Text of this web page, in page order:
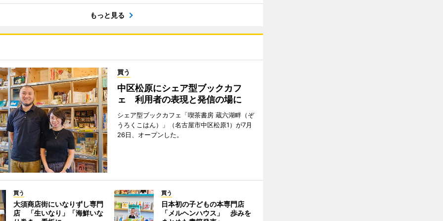
もっと見る
買う
中区松原にシェア型ブックカフ
ェ 利用者の表現と発信の場に
シェア型ブックカフェ「喫茶書房 蔵六湖畔（ぞ
うろくこはん）」（名古屋市中区松原1）が7月
26日、オープンした。
買う
大須商店街にいなりずし専門
店 「生いなり」「海鮮いな
買う
日本初の子どもの本専門店
「メルヘンハウス」 歩みを